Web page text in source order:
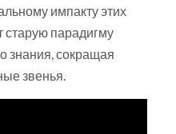
импакту этих
старую парадигму
знания, сокращая
звенья.